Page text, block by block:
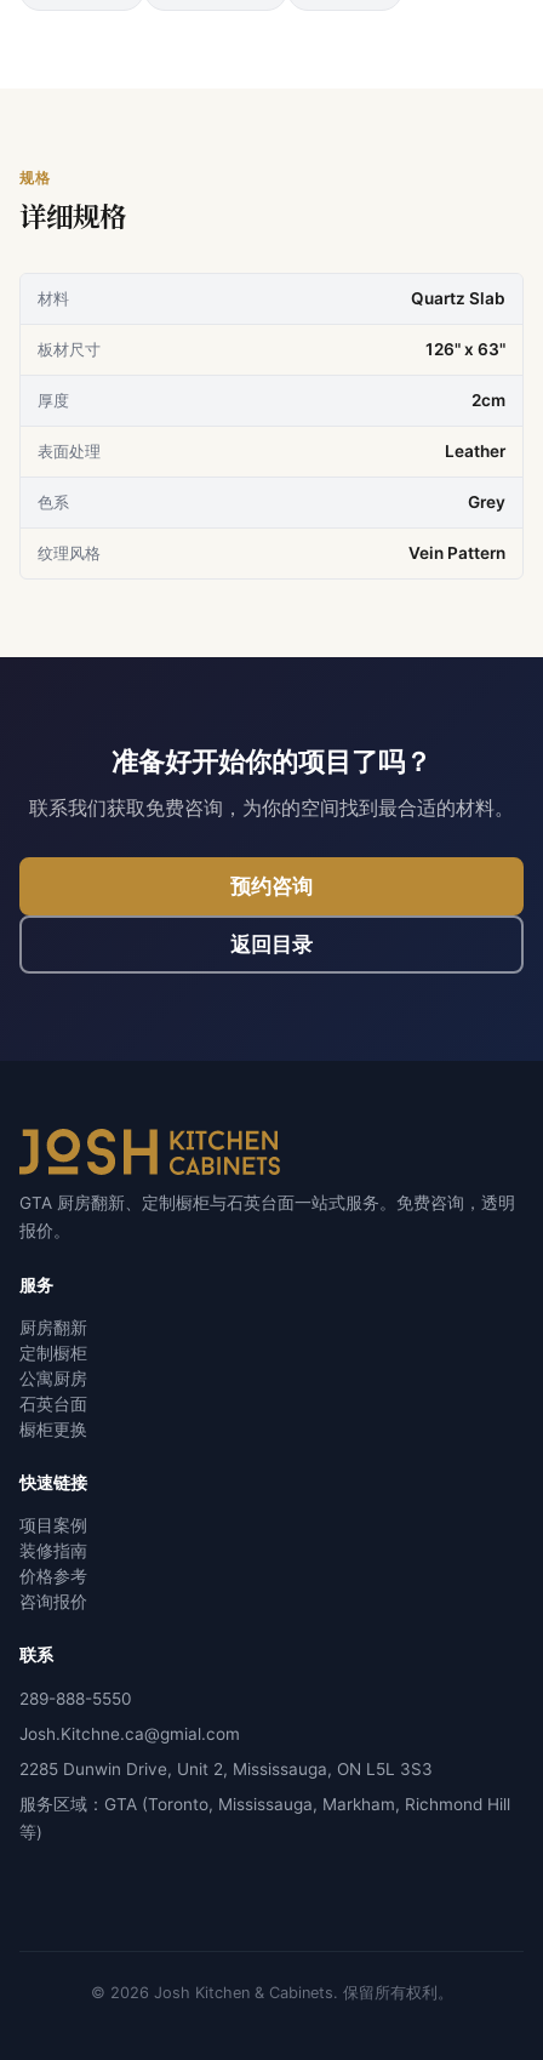
规格
详细规格
材料 Quartz Slab
板材尺寸 126" x 63"
厚度 2cm
表面处理 Leather
色系 Grey
纹理风格 Vein Pattern
准备好开始你的项目了吗？
联系我们获取免费咨询，为你的空间找到最合适的材料。
预约咨询
返回目录
GTA 厨房翻新、定制橱柜与石英台面一站式服务。免费咨询，透明
报价。
服务
厨房翻新
定制橱柜
公寓厨房
石英台面
橱柜更换
快速链接
项目案例
装修指南
价格参考
咨询报价
联系
289-888-5550
Josh.Kitchne.ca@gmial.com
2285 Dunwin Drive, Unit 2, Mississauga, ON L5L 3S3
服务区域：GTA (Toronto, Mississauga, Markham, Richmond Hill
等)
© 2026 Josh Kitchen & Cabinets. 保留所有权利。